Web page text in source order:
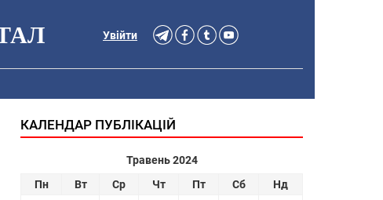
Увійти
КАЛЕНДАР ПУБЛІКАЦІЙ
Травень 2024
Пн
Вт Ср Чт Пт Сб
Нд